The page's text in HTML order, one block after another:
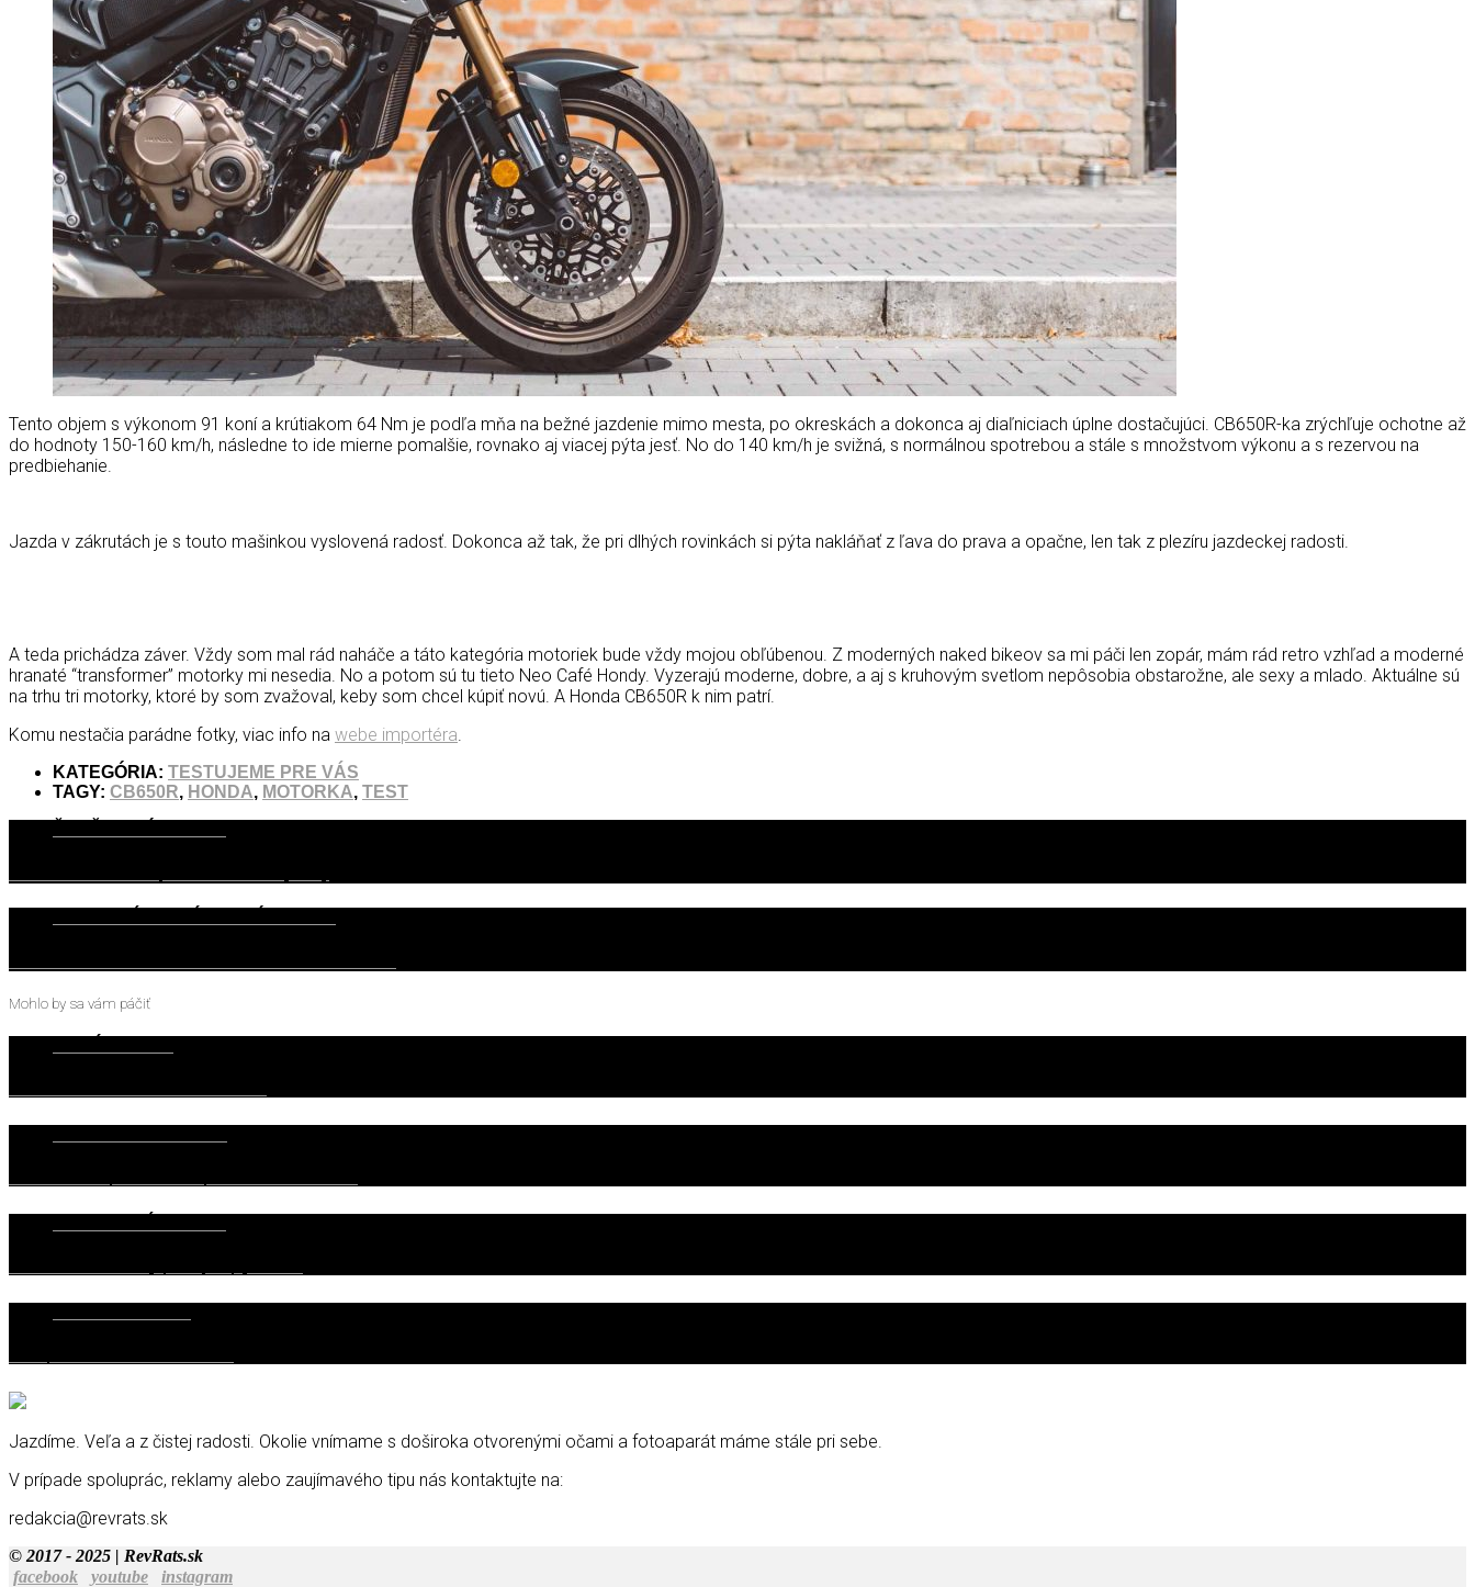
Tento objem s výkonom 91 koní a krútiakom 64 Nm je podľa mňa na bežné jazdenie mimo mesta, po okreskách a dokonca aj diaľniciach úplne dostačujúci. CB650R-ka zrýchľuje ochotne až
do hodnoty 150-160 km/h, následne to ide mierne pomalšie, rovnako aj viacej pýta jesť. No do 140 km/h je svižná, s normálnou spotrebou a stále s množstvom výkonu a s rezervou na
predbiehanie.
Jazda v zákrutách je s touto mašinkou vyslovená radosť. Dokonca až tak, že pri dlhých rovinkách si pýta nakláňať z ľava do prava a opačne, len tak z plezíru jazdeckej radosti.
A teda prichádza záver. Vždy som mal rád naháče a táto kategória motoriek bude vždy mojou obľúbenou. Z moderných naked bikeov sa mi páči len zopár, mám rád retro vzhľad a moderné
hranaté “transformer” motorky mi nesedia. No a potom sú tu tieto Neo Café Hondy. Vyzerajú moderne, dobre, a aj s kruhovým svetlom nepôsobia obstarožne, ale sexy a mlado. Aktuálne sú
na trhu tri motorky, ktoré by som zvažoval, keby som chcel kúpiť novú. A Honda CB650R k nim patrí.
Komu nestačia parádne fotky, viac info na webe importéra.
KATEGÓRIA: TESTUJEME PRE VÁS
TAGY: CB650R, HONDA, MOTORKA, TEST
Mohlo by sa vám páčiť
Jazdíme. Veľa a z čistej radosti. Okolie vnímame s doširoka otvorenými očami a fotoaparát máme stále pri sebe.
V prípade spoluprác, reklamy alebo zaujímavého tipu nás kontaktujte na:
redakcia@revrats.sk
© 2017 - 2025 | RevRats.sk
facebook
youtube instagram